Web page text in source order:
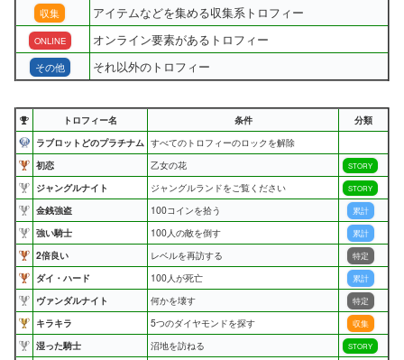
収集 アイテムなどを集める収集系トロフィー
ONLINE オンライン要素があるトロフィー
その他 それ以外のトロフィー
トロフィー名 条件
分類
ラブロットどのプラチナム すべてのトロフィーのロックを解除
初恋
乙女の花 STORY
ジャングルナイト ジャングルランドをご覧ください STORY
金銭強盗 100コインを拾う 累計
強い騎士 100人の敵を倒す 累計
2倍良い レベルを再訪する 特定
ダイ・ハード 100人が死亡 累計
ヴァンダルナイト 何かを壊す 特定
キラキラ 5つのダイヤモンドを探す 収集
湿った騎士 沼地を訪ねる STORY